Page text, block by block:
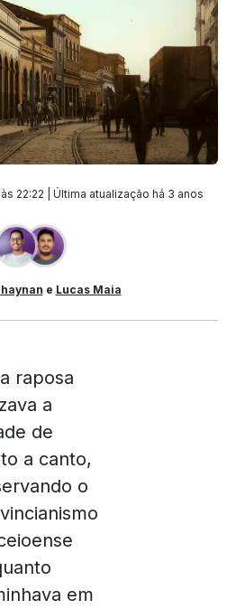
22:22 | Última atualização há 3 anos
e Lucas Maia
raposa
a
de
a canto,
o
em